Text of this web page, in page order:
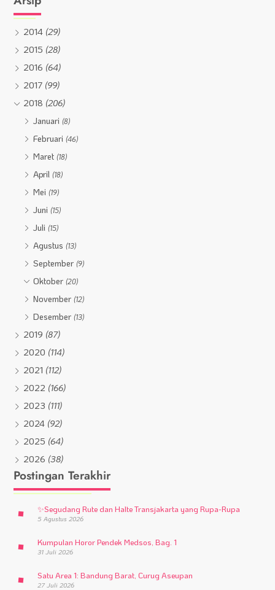
2014 (29)
2015 (28)
2016 (64)
2017 (99)
2018 (206)
Januari(8)
Februari(46)
Maret(18)
April(18)
Mei(19)
Juni(15)
Juli(15)
Agustus(13)
September(9)
Oktober(20)
November(12)
Desember(13)
2019 (87)
2020 (114)
2021 (112)
2022 (166)
2023 (111)
2024 (92)
2025 (64)
2026 (38)
Postingan Terakhir
✨Segudang Rute dan Halte Transjakarta yang Rupa-Rupa
5 Agustus 2026
Kumpulan Horor Pendek Medsos, Bag. 1
31 Juli 2026
Satu Area 1: Bandung Barat, Curug Aseupan
27 Juli 2026